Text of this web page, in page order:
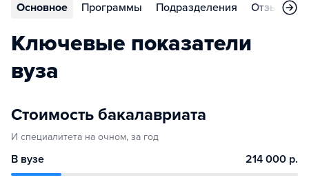
Основное Программы Подразделения Отзывы
Ключевые показатели
вуза
Стоимость бакалавриата
И специалитета на очном, за год
В вузе 214 000 р.